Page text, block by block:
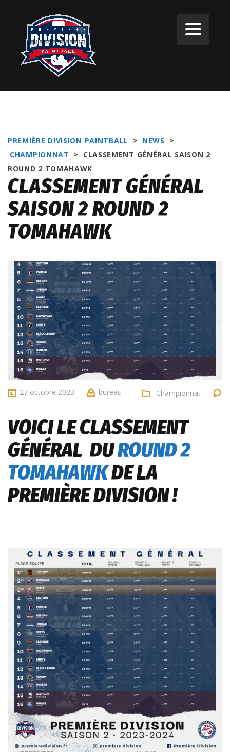
PREMIÈRE DIVISION PAINTBALL > NEWS
>
CHAMPIONNAT >
CLASSEMENT GÉNÉRAL SAISON 2
ROUND 2 TOMAHAWK
CLASSEMENT GÉNÉRAL
SAISON 2 ROUND 2
TOMAHAWK
27 octobre 2023 bureau Championnat
VOICI LE CLASSEMENT
GÉNÉRAL DUROUND 2
TOMAHAWKDE LA
PREMIÈRE DIVISION !